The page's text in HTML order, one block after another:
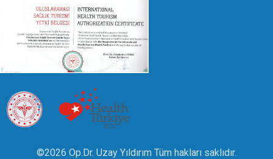
©2026 Op.Dr. Uzay Yıldırım Tüm hakları saklıdır.